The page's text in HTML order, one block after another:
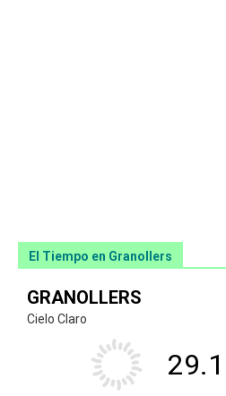
El Tiempo en Granollers
GRANOLLERS
Cielo Claro
29.1